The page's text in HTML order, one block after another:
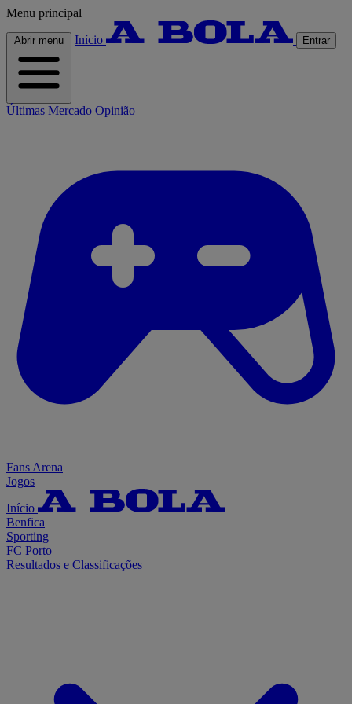
Menu principal
Abrir menu Início Entrar
Últimas Mercado Opinião
Fans Arena
Jogos
Início
Benfica
Sporting
FC Porto
Resultados e Classificações